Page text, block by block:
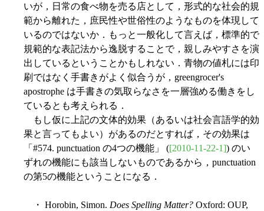
いが，日常の食べ物を売る店として，形式的な社会的規
範から離れた，庶民性や世俗性のようなものを体現して
いるのではないか．もっと一般化して言えば，標準的で
規範的な表記法から逸脱することで，親しみやすさを演
出しているということかもしれない．青物の値札には印
刷ではなく手書きがよく似合うが，greengrocer's
apostrophe は手書きの気取らなさを一層強める働きをし
ているとも考えられる．
もし仮に上記の文体的効果（あるいは社会言語学的効
果と言ってもよい）があるのだとすれば，その効果は
「#574. punctuation の4つの機能」 ([2010-11-22-1]) のい
ずれの機能にも該当しないものであるから，punctuation
の第5の機能ということになる．
・ Horobin, Simon. Does Spelling Matter? Oxford: OUP,